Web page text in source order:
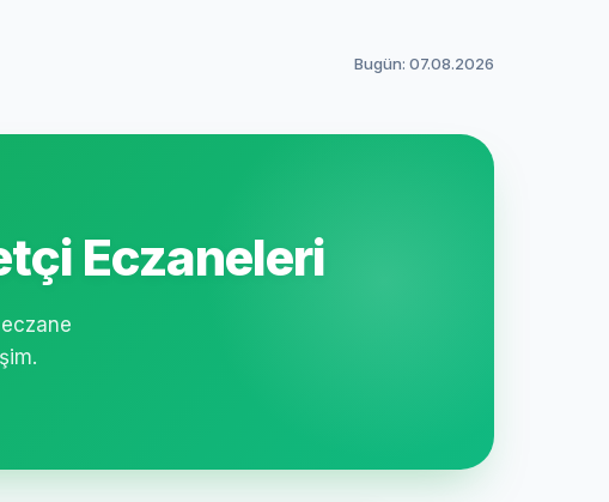
Bugün: 07.08.2026
Eczaneleri